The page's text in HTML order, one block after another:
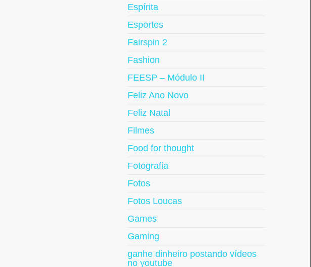
Espírita
Esportes
Fairspin 2
Fashion
FEESP – Módulo II
Feliz Ano Novo
Feliz Natal
Filmes
Food for thought
Fotografia
Fotos
Fotos Loucas
Games
Gaming
ganhe dinheiro postando vídeos
no youtube